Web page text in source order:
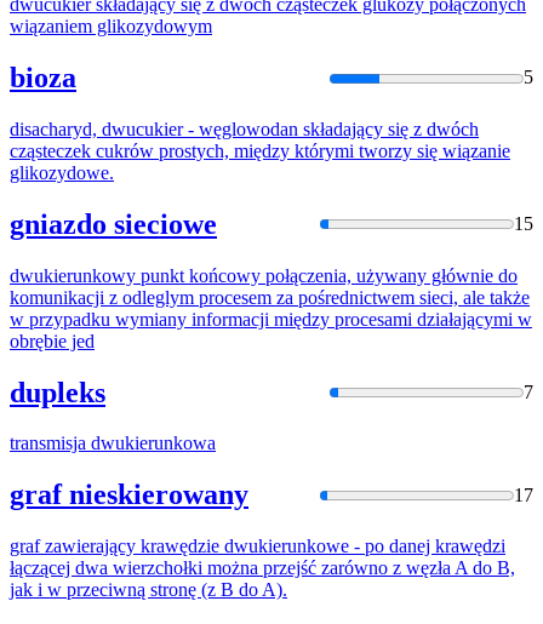
dwucukierskładający się z dwóch cząsteczek glukozy połączonych
wiązaniem glikozydowym
bioza 5
disacharyd, dwucukier- węglowodan składający się z dwóch
cząsteczek cukrów prostych, między którymi tworzy się wiązanie
glikozydowe.
gniazdo sieciowe 15
dwukierunkowy punkt końcowy połączenia, używany głównie do
komunikacji z odleglym procesem za pośrednictwem sieci, ale także
w przypadku wymiany informacji między procesami działającymi w
obrębie jed
dupleks 7
transmisja dwukierunkowa
graf nieskierowany 17
graf zawierający krawędzie dwukierunkowe - po danej krawędzi
łączącej dwa wierzchołki można przejść zarówno z węzła A do B,
jak i w przeciwną stronę (z B do A).